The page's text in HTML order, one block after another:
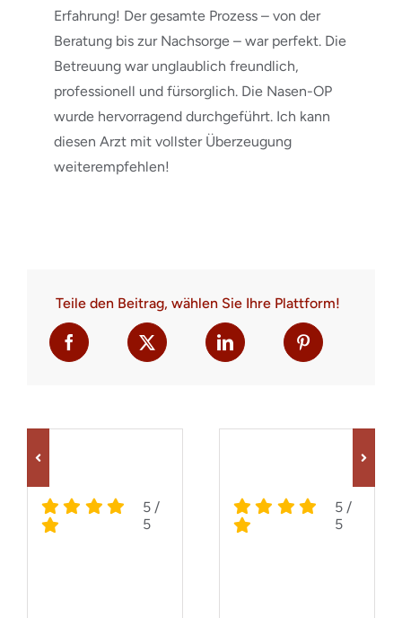
Erfahrung! Der gesamte Prozess – von der
Beratung bis zur Nachsorge – war perfekt. Die
Betreuung war unglaublich freundlich,
professionell und fürsorglich. Die Nasen-OP
wurde hervorragend durchgeführt. Ich kann
diesen Arzt mit vollster Überzeugung
weiterempfehlen!
Teile den Beitrag, wählen Sie Ihre Plattform!
5 /
5
5 /
5